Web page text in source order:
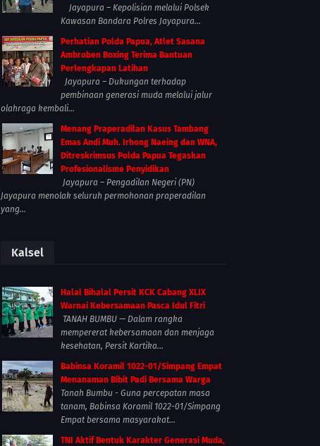
Jayapura – Kepolisian melalui Polsek
Kawasan Bandara Polres Jayapura...
Perhatian Polda Papua, Atlet Sasana
Ambroben Boxing Terima Bantuan
Perlengkapan Latihan
Jayapura – Dukungan terhadap
pembinaan generasi muda melalui jalur
olahraga kembali...
Menang Praperadilan Kasus Tambang
Emas Andi Muh. Irhong Naeing dan WNA,
Ditreskrimsus Polda Papua Tegaskan
Profesionalisme Penyidikan
Jayapura – Pengadilan Negeri (PN)
Jayapura menolak seluruh permohonan praperadilan
yang...
Kalsel
Halal Bihalal Persit KCK Cabang XLIX
Warnai Kebersamaan Pasca Idul Fitri
TANAH BUMBU — Dalam rangka
mempererat kebersamaan dan menjaga
kesehatan, Persit Kartika...
Babinsa Koramil 1022-01/Simpang Empat
Menanaman Bibit Padi Bersama Warga
Tanah Bumbu - Guna percepatan masa
tanam, Babinsa Koramil 1022-01/Simpang
Empat bersama masyarakat...
TNI Aktif Bentuk Karakter Generasi Muda,